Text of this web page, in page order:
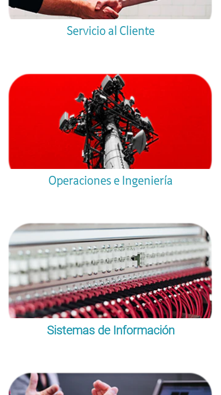
Servicio al Cliente
Operaciones e Ingeniería
Sistemas de Información